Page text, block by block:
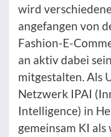
wird
angefangen von
Fashion-E-
an aktiv dabei
mitgestalten. Als
Netzwerk IPAI
Intelligence) in
gemeinsam KI